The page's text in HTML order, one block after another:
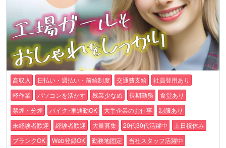
高収入 日払い・週払い・前給制度 交通費支給
社員登用あり
軽作業
パソコンを活かす 残業少なめ 長期勤務
食堂あり
禁煙・分煙
バイク･車通勤OK 大手企業のお仕事
制服あり
未経験者歓迎
経験者歓迎 大量募集 20代30代活躍中
土日祝休み
ブランクOK
Web登録OK 勤務地固定 当社スタッフ活躍中